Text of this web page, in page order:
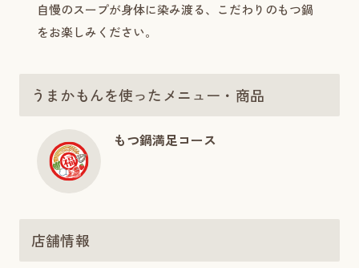
自慢のスープが身体に染み渡る、こだわりのもつ鍋
をお楽しみください。
うまかもんを使ったメニュー・商品
もつ鍋満足コース
店舗情報